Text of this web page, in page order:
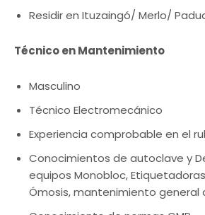
Residir en Ituzaingó/ Merlo/
Técnico en Mantenimiento
Masculino
Técnico Electromecánico
Experiencia comprobable en el
Conocimientos de autoclave y
equipos Monobloc,
Ómosis, mantenimiento general